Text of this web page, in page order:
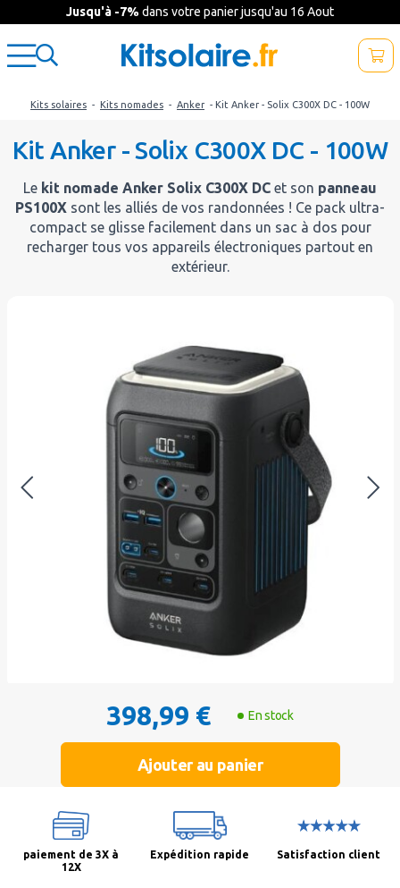
Jusqu'à -7% dans votre panier jusqu'au 16 Aout
Kits solaires - Kits nomades - Anker - Kit Anker - Solix C300X DC - 100W
Kit Anker - Solix C300X DC - 100W
Le kit nomade Anker Solix C300X DC et son panneau
PS100X sont les alliés de vos randonnées ! Ce pack ultra-
compact se glisse facilement dans un sac à dos pour
recharger tous vos appareils électroniques partout en
extérieur.
398,99 € En stock
Ajouter au panier
paiement de 3X à
12X
Expédition rapide Satisfaction client